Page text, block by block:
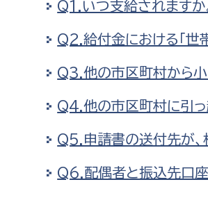
障がい者
傷病者
事業者
地域安全課
人権・男女共同参画課
福祉健康部
Q1.いつ支給されますか
Q2.給付金における「世
Q3.他の市区町村から小
Q4.他の市区町村に引っ
Q5.申請書の送付先が、
Q6.配偶者と振込先口座